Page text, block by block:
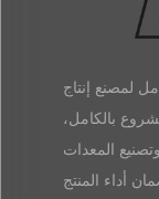
لمصنع إنتاج
بالكامل،
المعدات
أداء المنتج